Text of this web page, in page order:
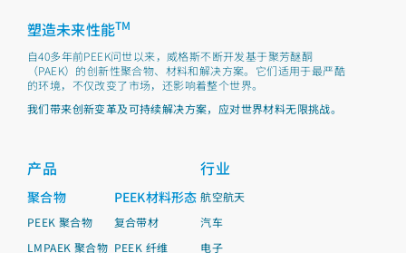
塑造未来性能TM
自40多年前PEEK问世以来，威格斯不断开发基于聚芳醚酮
（PAEK）的创新性聚合物、材料和解决方案。它们适用于最严酷
的环境，不仅改变了市场，还影响着整个世界。
我们带来创新变革及可持续解决方案，应对世界材料无限挑战。
产品
聚合物
PEEK 聚合物
LMPAEK 聚合物
PEEK材料形态
复合带材
PEEK 纤维
行业
航空航天
汽车
电子